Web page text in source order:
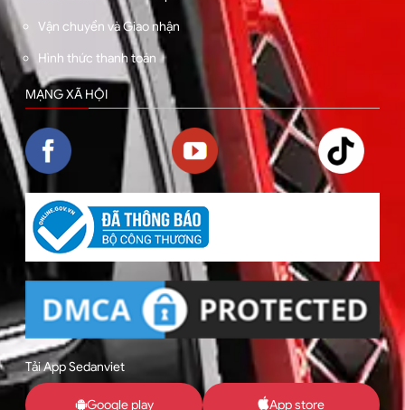
Vận chuyển và Giao nhận
Hình thức thanh toán
MẠNG XÃ HỘI
Tải App Sedanviet
Google play App store